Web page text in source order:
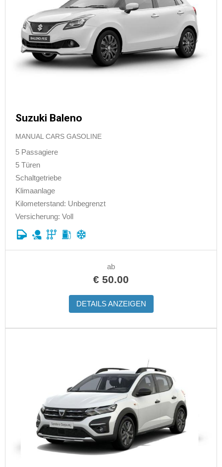
Suzuki Baleno
MANUAL CARS GASOLINE
5 Passagiere
5 Türen
Schaltgetriebe
Klimaanlage
Kilometerstand: Unbegrenzt
Versicherung: Voll
ab
€ 50.00
DETAILS ANZEIGEN